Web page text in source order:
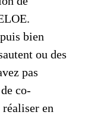
bien
ou des
pas
co-
en